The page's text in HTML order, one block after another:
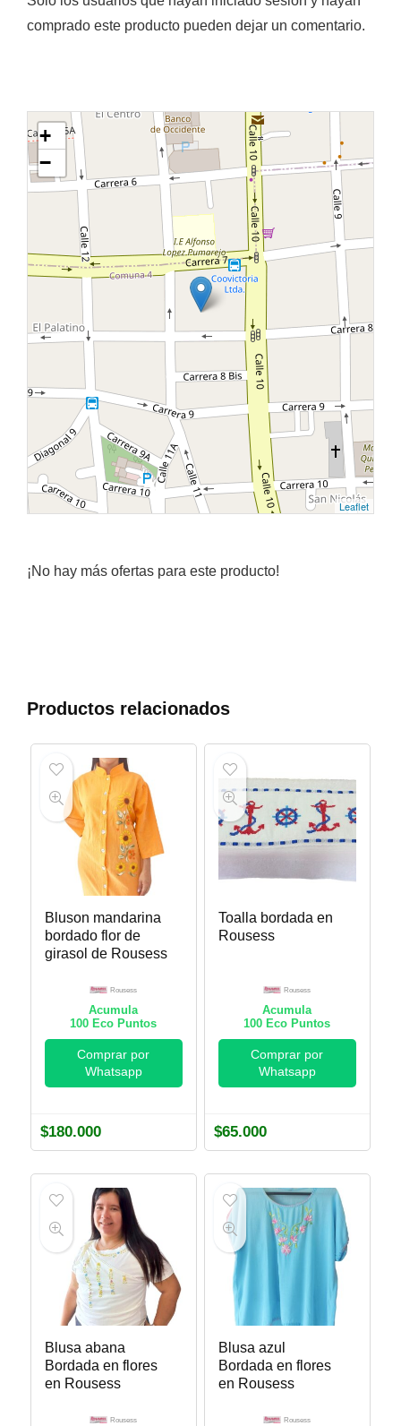
comprado este producto pueden dejar un comentario.
+
−
Leaflet
¡No hay más ofertas para este producto!
Productos relacionados
Bluson mandarina
bordado flor de
girasol de Rousess
Rousess
Acumula
100 Eco Puntos
Comprar por
Whatsapp
$180.000
Toalla bordada en
Rousess
Rousess
Acumula
100 Eco Puntos
Comprar por
Whatsapp
$65.000
Blusa abana
Bordada en flores
en Rousess
Rousess
Blusa azul
Bordada en flores
en Rousess
Rousess